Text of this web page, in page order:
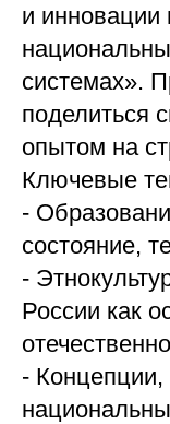
и
системах».
поделиться
опытом на
Ключевые
-
состояние,
-
России как
-